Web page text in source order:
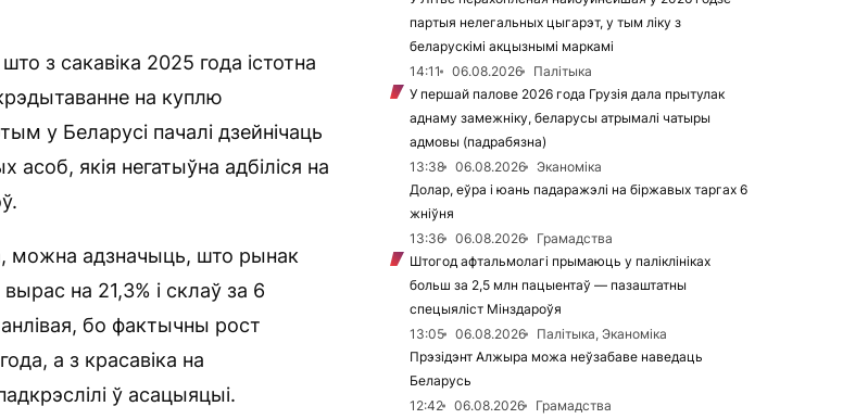
з сакавіка 2025 года істотна
на куплю
у Беларусі пачалі дзейнічаць
асоб, якія негатыўна адбіліся на
можна адзначыць, што рынак
на 21,3% і склаў за 6
бо фактычны рост
а з красавіка на
ў асацыяцыі.
партыя нелегальных цыгарэт, у тым ліку з
беларускімі акцызнымі маркамі
14:11
06.08.2026
Палітыка
У першай палове 2026 года Грузія дала прытулак
аднаму замежніку, беларусы атрымалі чатыры
адмовы (падрабязна)
13:38
06.08.2026
Эканоміка
Долар, еўра і юань падаражэлі на біржавых таргах 6
жніўня
13:36
06.08.2026
Грамадства
Штогод афтальмолагі прымаюць у паліклініках
больш за 2,5 млн пацыентаў — пазаштатны
спецыяліст Мінздароўя
13:05
06.08.2026
Палітыка, Эканоміка
Прэзідэнт Алжыра можа неўзабаве наведаць
Беларусь
12:42
06.08.2026
Грамадства